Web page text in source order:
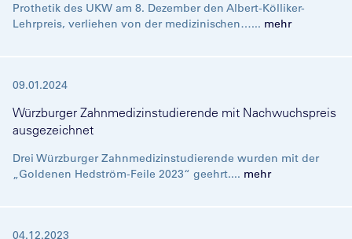
Prothetik des UKW am 8. Dezember den Albert-Kölliker-
Lehrpreis, verliehen von der medizinischen…... mehr
09.01.2024
Würzburger Zahnmedizinstudierende mit Nachwuchspreis
ausgezeichnet
Drei Würzburger Zahnmedizinstudierende wurden mit der
„Goldenen Hedström-Feile 2023“ geehrt.... mehr
04.12.2023